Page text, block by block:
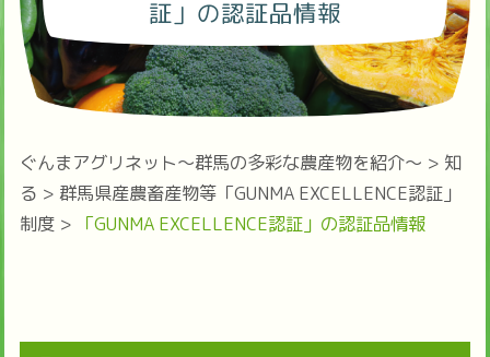
証」の認証品情報
ぐんまアグリネット～群馬の多彩な農産物を紹介～ > 知
る > 群馬県産農畜産物等「GUNMA EXCELLENCE認証」
制度> 「GUNMA EXCELLENCE認証」の認証品情報